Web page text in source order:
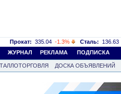
Прокат: 335.04 -1.3% Сталь: 136.63
ЖУРНАЛ РЕКЛАМА ПОДПИСКА
ДОСКА ОБЪЯВЛЕНИЙ